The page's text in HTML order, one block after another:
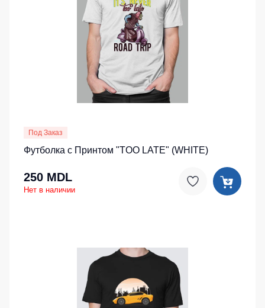
Под Заказ
Футболка с Принтом "TOO LATE" (WHITE)
250 MDL
Нет в наличии